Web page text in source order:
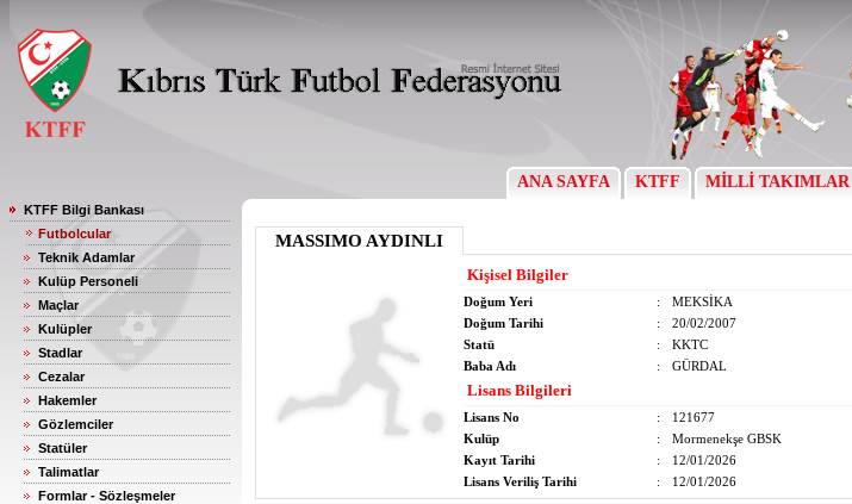
ANA SAYFA KTFF MİLLİ TAKIMLAR
KTFF Bilgi Bankası
Futbolcular
Teknik Adamlar
Kulüp Personeli
Maçlar
Kulüpler
Stadlar
Cezalar
Hakemler
Gözlemciler
Statüler
Talimatlar
Formlar - Sözleşmeler
MASSIMO AYDINLI
Kişisel Bilgiler
Doğum Yeri :
MEKSİKA
Doğum Tarihi
:
20/02/2007
Statü
:
KKTC
Baba Adı
: GÜRDAL
Lisans Bilgileri
Lisans No :
121677
Kulüp
:
Mormenekşe GBSK
Kayıt Tarihi
:
12/01/2026
Lisans Veriliş Tarihi
: 12/01/2026